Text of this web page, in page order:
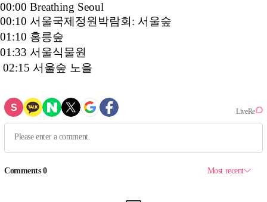
00:00 Breathing Seoul
00:10 서울국제정원박람회: 서울숲
01:10 홍릉숲
01:33 서울식물원
02:15 서울숲 노을